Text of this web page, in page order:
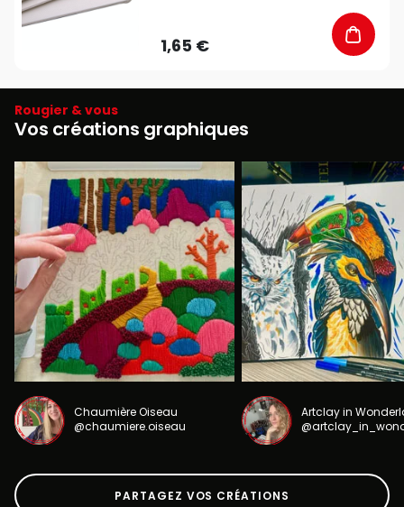
1,65 €
Rougier & vous
Vos créations graphiques
Chaumière Oiseau
@chaumiere.oiseau
Artclay in
PARTAGEZ VOS CRÉATIONS